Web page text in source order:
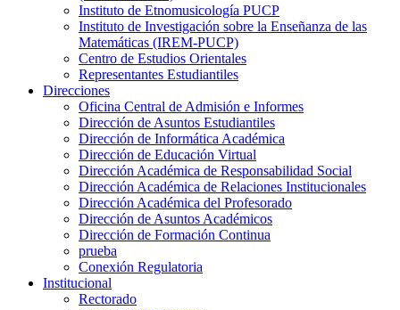
Instituto de Etnomusicología PUCP
Instituto de Investigación sobre la Enseñanza de las
Matemáticas (IREM-PUCP)
Centro de Estudios Orientales
Representantes Estudiantiles
Direcciones
Oficina Central de Admisión e Informes
Dirección de Asuntos Estudiantiles
Dirección de Informática Académica
Dirección de Educación Virtual
Dirección Académica de Responsabilidad Social
Dirección Académica de Relaciones Institucionales
Dirección Académica del Profesorado
Dirección de Asuntos Académicos
Dirección de Formación Continua
prueba
Conexión Regulatoria
Institucional
Rectorado